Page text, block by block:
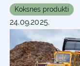
Koksnes produkti
24.09.2025.